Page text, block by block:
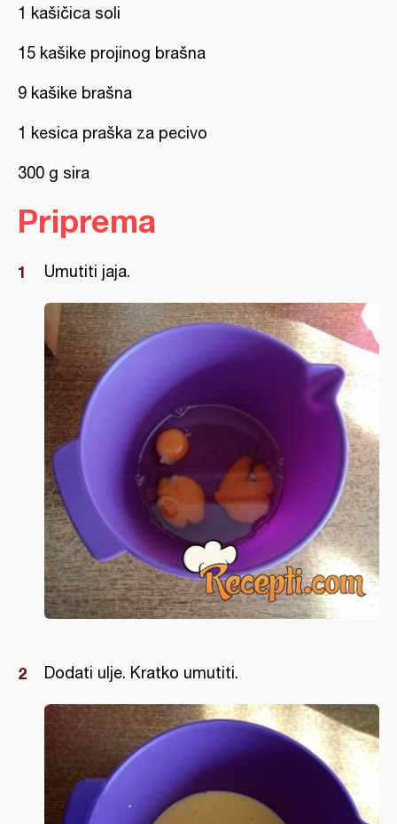
1 kašičica soli
15 kašike projinog brašna
9 kašike brašna
1 kesica praška za pecivo
300 g sira
Priprema
Umutiti jaja.
Dodati ulje. Kratko umutiti.